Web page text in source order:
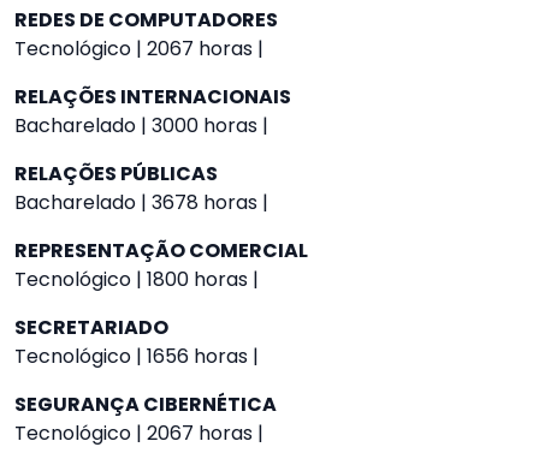
REDES DE COMPUTADORES
Tecnológico | 2067 horas |
RELAÇÕES INTERNACIONAIS
Bacharelado | 3000 horas |
RELAÇÕES PÚBLICAS
Bacharelado | 3678 horas |
REPRESENTAÇÃO COMERCIAL
Tecnológico | 1800 horas |
SECRETARIADO
Tecnológico | 1656 horas |
SEGURANÇA CIBERNÉTICA
Tecnológico | 2067 horas |